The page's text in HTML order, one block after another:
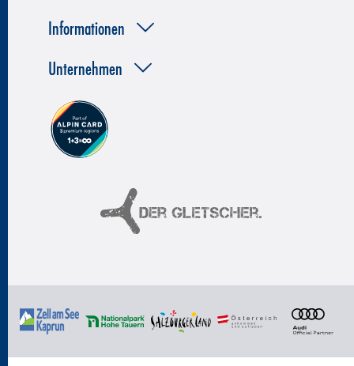
Informationen
Unternehmen